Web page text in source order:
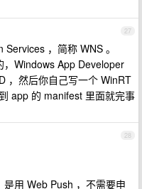
27
，简称 WNS 。
，Windows App Developer
，然后你自己写一个 WinRT
app 的 manifest 里面就完事
28
用 Web Push ，不需要申